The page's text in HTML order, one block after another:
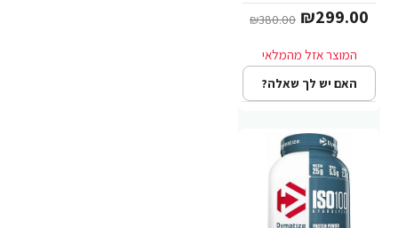
Dymatize Nutrition
₪299.00
₪380.00
האם יש לך שאלה?